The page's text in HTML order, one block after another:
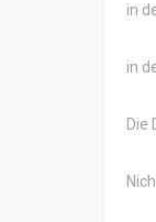
in
in
Die